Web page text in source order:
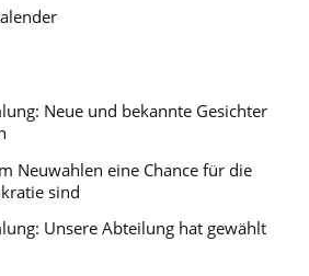
Neue und bekannte Gesichter
Neuwahlen eine Chance für die
sind
Unsere Abteilung hat gewählt